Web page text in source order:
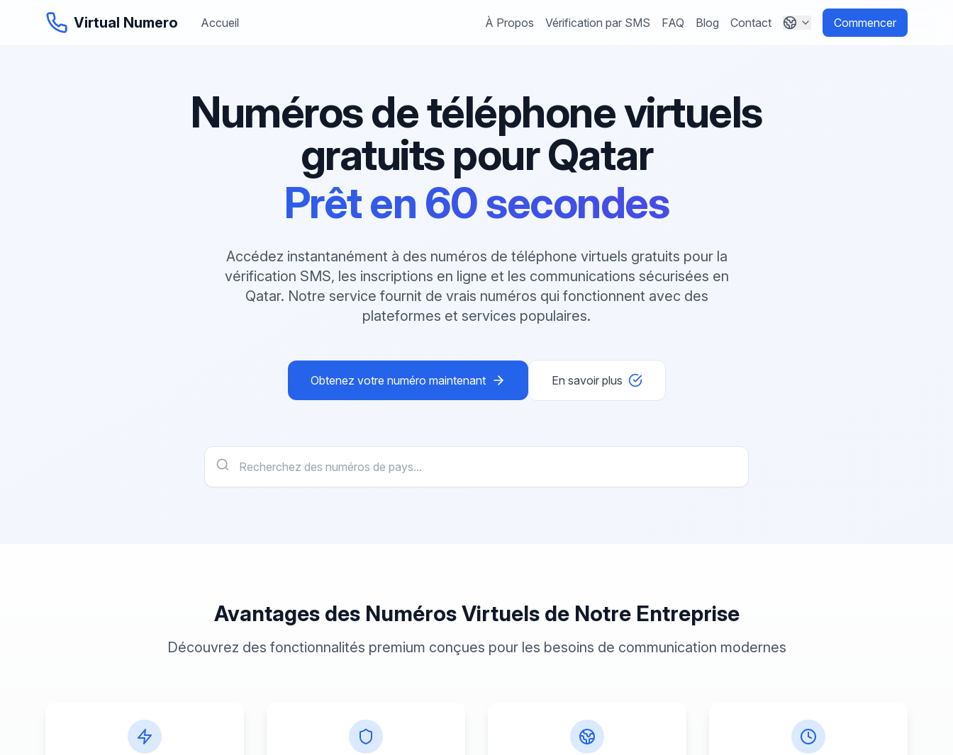
Virtual Numero Accueil À Propos Vérification par SMS FAQ Blog Contact Commencer
Numéros de téléphone virtuels
gratuits pour Qatar
Prêt en 60 secondes
Accédez instantanément à des numéros de téléphone virtuels gratuits pour la
vérification SMS, les inscriptions en ligne et les communications sécurisées en
Qatar. Notre service fournit de vrais numéros qui fonctionnent avec des
plateformes et services populaires.
Obtenez votre numéro maintenant En savoir plus
Avantages des Numéros Virtuels de Notre Entreprise
Découvrez des fonctionnalités premium conçues pour les besoins de communication modernes